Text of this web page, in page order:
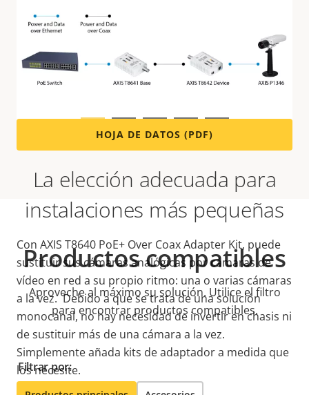
La elección adecuada para
instalaciones más pequeñas
Con AXIS T8640 PoE+ Over Coax Adapter Kit, puede
sustituir sus cámaras analógicas por cámaras de
vídeo en red a su propio ritmo: una o varias cámaras
a la vez. Debido a que se trata de una solución
monocanal, no hay necesidad de invertir en chasis ni
de sustituir más de una cámara a la vez.
Simplemente añada kits de adaptador a medida que
los necesite.
técnicas
Para conocer las especificaciones técnicas,
HOJA DE DATOS (PDF)
Productos compatibles
Aproveche al máximo su solución. Utilice el filtro
para encontrar productos compatibles.
Filtrar por: